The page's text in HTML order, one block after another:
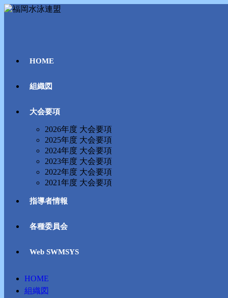
コ
HOME
組織図
大会要項
2026年度 大会要項
2025年度 大会要項
2024年度 大会要項
2023年度 大会要項
2022年度 大会要項
2021年度 大会要項
指導者情報
各種委員会
Web SWMSYS
HOME
組織図